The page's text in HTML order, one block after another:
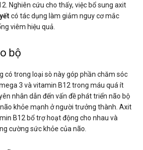
Nghiên cứu cho thấy, việc bổ sung axit
có tác dụng làm giảm nguy cơ mắc
viêm hiệu quả.
bộ
có trong loại sò này góp phần chăm sóc
3 và vitamin B12 trong máu quá ít
nhân dẫn đến vấn đề phát triển não bộ
khỏe mạnh ở người trưởng thành. Axit
B12 bổ trợ hoạt động cho nhau và
cường sức khỏe của não.